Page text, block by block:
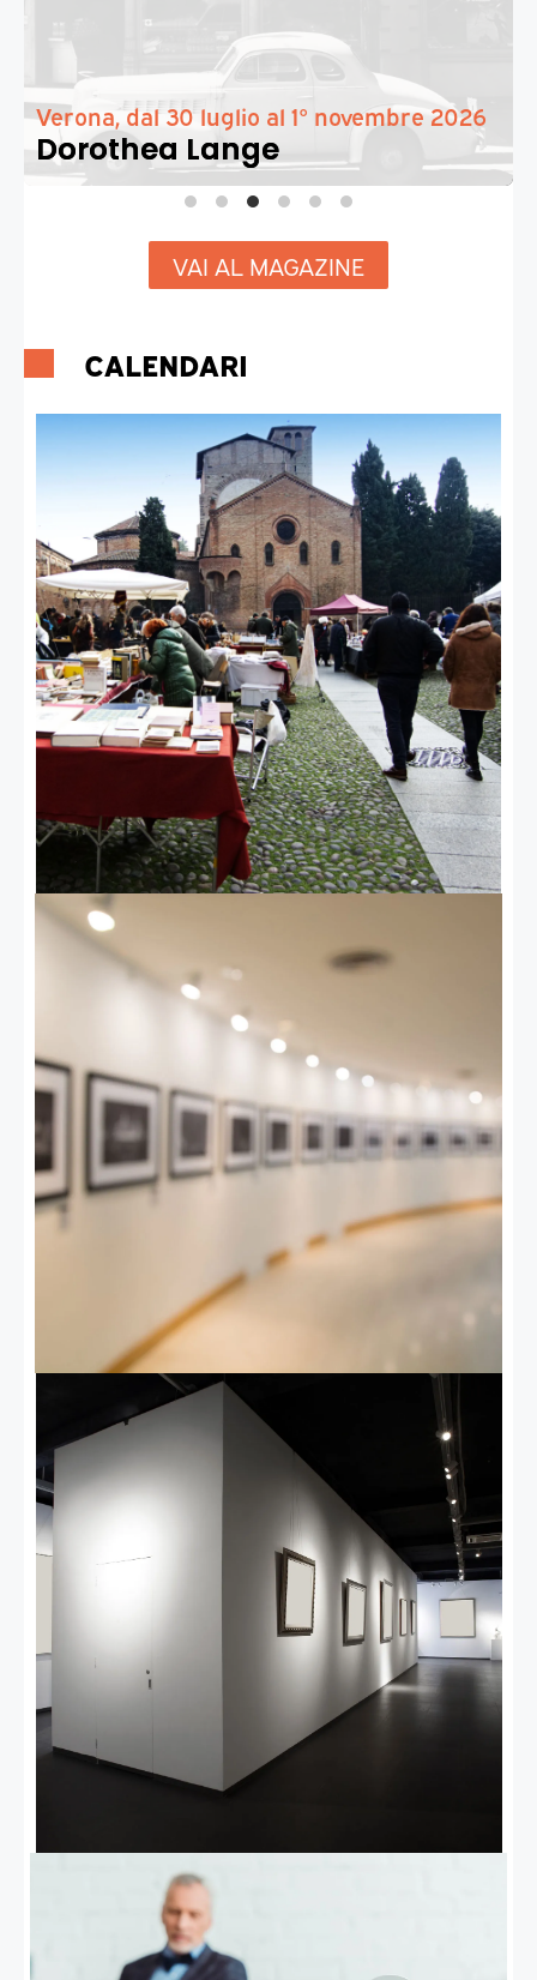
Verona, dal 30 luglio al 1° novembre 2026
Dorothea Lange
VAI AL MAGAZINE
CALENDARI
Oltre 800 mercatini in tutta Italia
200 appuntamenti di Antiquariato,
Collezionismo e Arte moderna in
Italia e all’estero
MOSTRE MERCATO
Mostre d'arte italiane ed
estere
MOSTRE D'ARTE